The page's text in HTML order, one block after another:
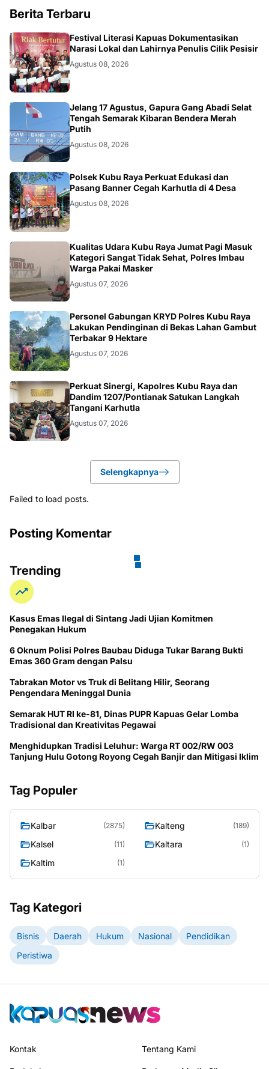
Berita Terbaru
DAERAH
Festival Literasi Kapuas Dokumentasikan
Narasi Lokal dan Lahirnya Penulis Cilik Pesisir
Agustus 08, 2026
Jelang 17 Agustus, Gapura Gang Abadi Selat
Tengah Semarak Kibaran Bendera Merah
Putih
Agustus 08, 2026
KALBAR
Polsek Kubu Raya Perkuat Edukasi dan
Pasang Banner Cegah Karhutla di 4 Desa
Agustus 08, 2026
KALBAR
Kualitas Udara Kubu Raya Jumat Pagi Masuk
Kategori Sangat Tidak Sehat, Polres Imbau
Warga Pakai Masker
Agustus 07, 2026
KALBAR
Personel Gabungan KRYD Polres Kubu Raya
Lakukan Pendinginan di Bekas Lahan Gambut
Terbakar 9 Hektare
Agustus 07, 2026
KALBAR
Perkuat Sinergi, Kapolres Kubu Raya dan
Dandim 1207/Pontianak Satukan Langkah
Tangani Karhutla
Agustus 07, 2026
Selengkapnya
Failed to load posts.
Posting Komentar
Trending
Kasus Emas Ilegal di Sintang Jadi Ujian Komitmen
Penegakan Hukum
6 Oknum Polisi Polres Baubau Diduga Tukar Barang Bukti
Emas 360 Gram dengan Palsu
Tabrakan Motor vs Truk di Belitang Hilir, Seorang
Pengendara Meninggal Dunia
Semarak HUT RI ke-81, Dinas PUPR Kapuas Gelar Lomba
Tradisional dan Kreativitas Pegawai
Menghidupkan Tradisi Leluhur: Warga RT 002/RW 003
Tanjung Hulu Gotong Royong Cegah Banjir dan Mitigasi Iklim
Tag Populer
Kalbar (2875) Kalteng (189)
Kalsel (11) Kaltara (1)
Kaltim (1)
Tag Kategori
Bisnis Daerah Hukum Nasional
Pendidikan
Peristiwa
Kontak Tentang Kami